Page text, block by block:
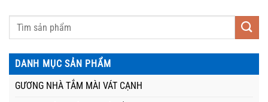
DANH MỤC SẢN PHẨM
GƯƠNG NHÀ TẮM MÀI VÁT CẠNH